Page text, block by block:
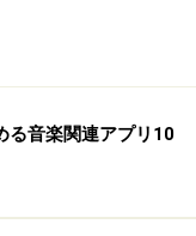
ターネット経由で
に合わせて歌詞を
ールする必要がな
いという人に最適
」対応のインター
音楽関連アプリ10